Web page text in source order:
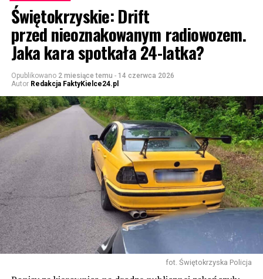
Świętokrzyskie: Drift
przed nieoznakowanym radiowozem.
Jaka kara spotkała 24-latka?
Opublikowano 2 miesiące temu - 14 czerwca 2026
Autor Redakcja FaktyKielce24.pl
fot. Świętokrzyska Policja